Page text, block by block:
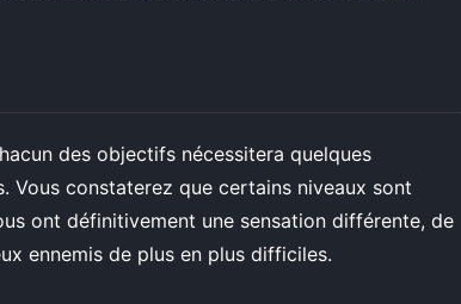
des objectifs nécessitera quelques
Vous constaterez que certains niveaux sont
ont définitivement une sensation différente, de
ennemis de plus en plus difficiles.